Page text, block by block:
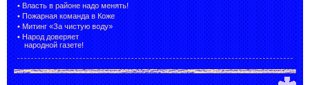
• Власть в районе надо менять!
• Пожарная команда в Коже
• Митинг «За чистую воду»
• Народ доверяет
народной газете!